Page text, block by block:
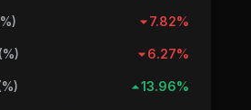
7.82%
6.27%
13.96%